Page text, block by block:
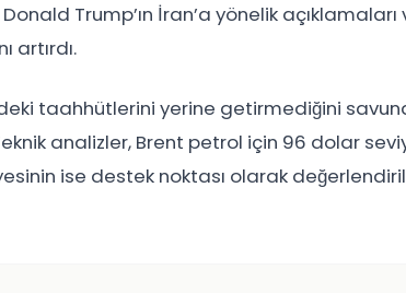
Trump’ın İran’a yönelik
artırdı.
taahhütlerini yerine getirmediğini
analizler, Brent petrol için 96 dolar
ise destek noktası olarak